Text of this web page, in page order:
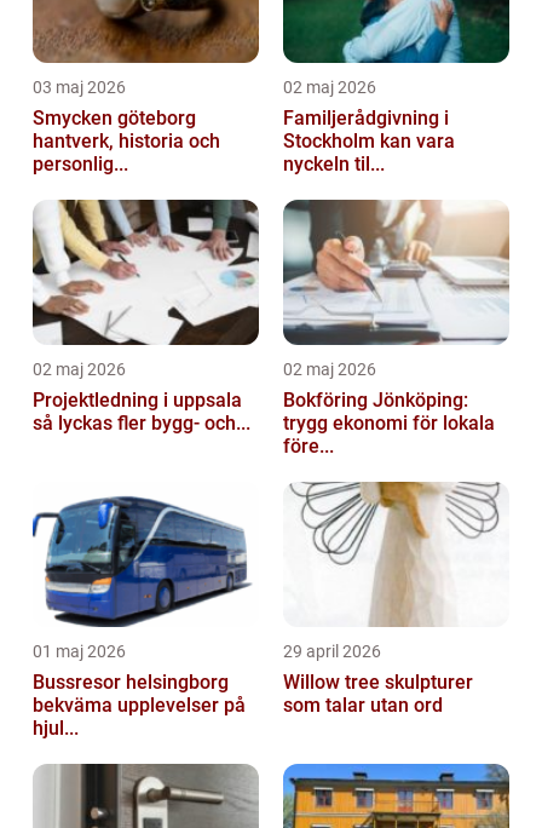
03 maj 2026
Smycken göteborg
hantverk, historia och
personlig...
02 maj 2026
Familjerådgivning i
Stockholm kan vara
nyckeln til...
02 maj 2026
Projektledning i uppsala
så lyckas fler bygg- och...
02 maj 2026
Bokföring Jönköping:
trygg ekonomi för lokala
före...
01 maj 2026
Bussresor helsingborg
bekväma upplevelser på
hjul...
29 april 2026
Willow tree skulpturer
som talar utan ord